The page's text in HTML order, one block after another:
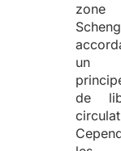
zone
un
de